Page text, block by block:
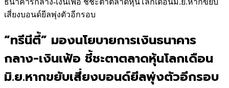
ธนาคารกลาง-เงินเฟ้อ ชี้ชะตาตลาดหุ้นโลกเดือนมิ.ย.หากขยับ
เสี่ยงบอนด์ยีลพุ่งตัวอีกรอบ
“ทรีนีตี้” มองนโยบายการเงินธนาคาร
กลาง-เงินเฟ้อ ชี้ชะตาตลาดหุ้นโลกเดือน
มิ.ย.หากขยับเสี่ยงบอนด์ยีลพุ่งตัวอีกรอบ